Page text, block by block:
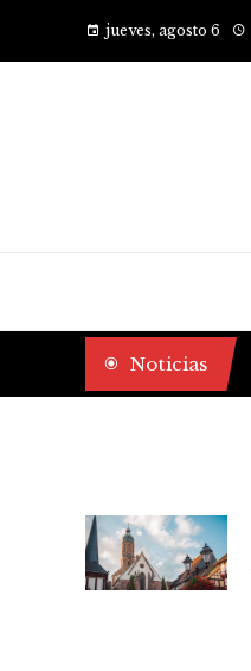
jueves, agosto 6
Noticias